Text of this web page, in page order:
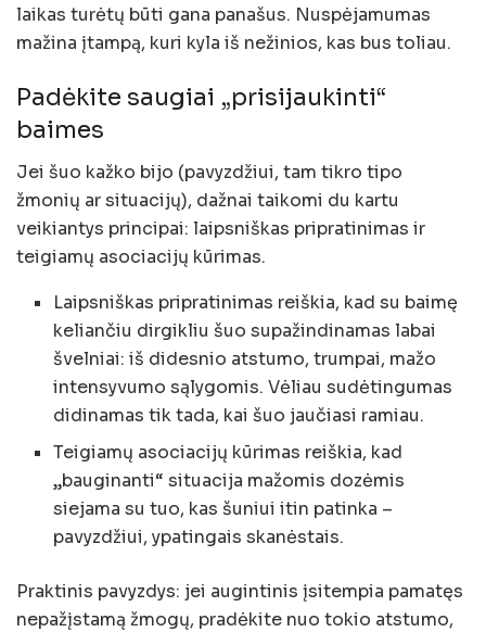
laikas turėtų būti gana panašus. Nuspėjamumas
mažina įtampą, kuri kyla iš nežinios, kas bus toliau.
Padėkite saugiai „prisijaukinti“
baimes
Jei šuo kažko bijo (pavyzdžiui, tam tikro tipo
žmonių ar situacijų), dažnai taikomi du kartu
veikiantys principai: laipsniškas pripratinimas ir
teigiamų asociacijų kūrimas.
Laipsniškas pripratinimas reiškia, kad su baimę
keliančiu dirgikliu šuo supažindinamas labai
švelniai: iš didesnio atstumo, trumpai, mažo
intensyvumo sąlygomis. Vėliau sudėtingumas
didinamas tik tada, kai šuo jaučiasi ramiau.
Teigiamų asociacijų kūrimas reiškia, kad
„bauginanti“ situacija mažomis dozėmis
siejama su tuo, kas šuniui itin patinka –
pavyzdžiui, ypatingais skanėstais.
Praktinis pavyzdys: jei augintinis įsitempia pamatęs
nepažįstamą žmogų, pradėkite nuo tokio atstumo,